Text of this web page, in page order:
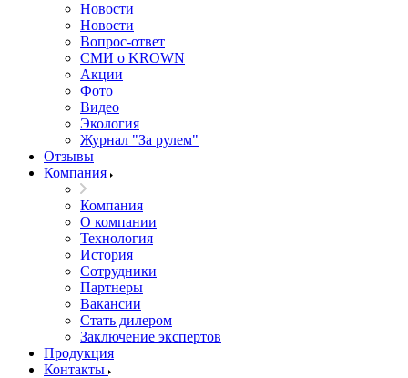
Новости
Новости
Вопрос-ответ
СМИ о KROWN
Акции
Фото
Видео
Экология
Журнал "За рулем"
Отзывы
Компания
Компания
О компании
Технология
История
Сотрудники
Партнеры
Вакансии
Стать дилером
Заключение экспертов
Продукция
Контакты